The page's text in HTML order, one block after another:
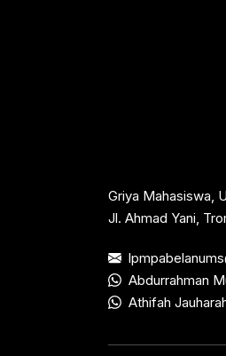
Griya Mahasiswa,
Jl. Ahmad Yani,
Abdurrahman
Athifah